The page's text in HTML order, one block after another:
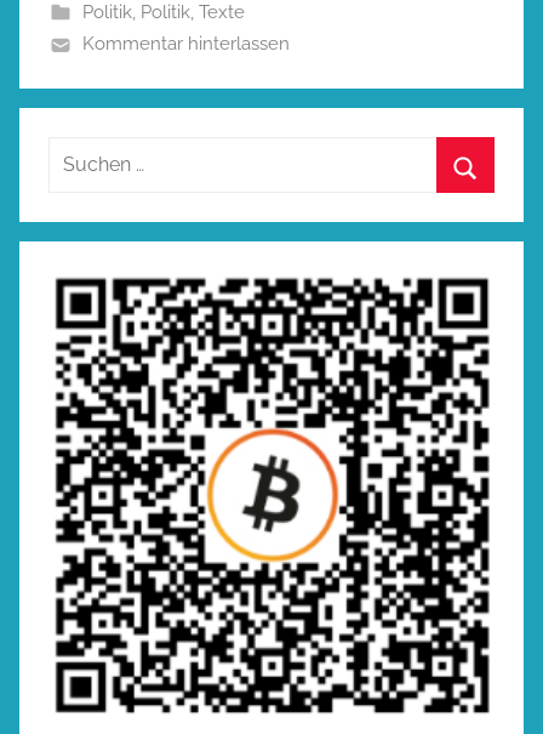
Politik, Politik, Texte
Kommentar hinterlassen
Suchen